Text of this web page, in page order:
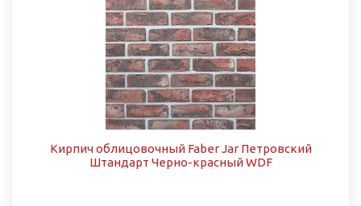
Кирпич облицовочный Faber Jar Петровский
Штандарт Черно-красный WDF